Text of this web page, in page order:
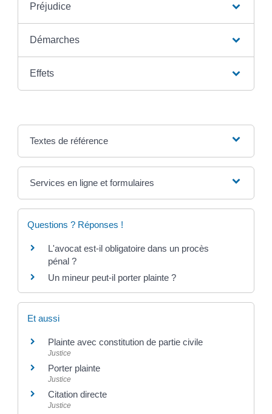
Préjudice
Démarches
Effets
Textes de référence
Services en ligne et formulaires
Questions ? Réponses !
L'avocat est-il obligatoire dans un procès
pénal ?
Un mineur peut-il porter plainte ?
Et aussi
Plainte avec constitution de partie civile
Justice
Porter plainte
Justice
Citation directe
Justice